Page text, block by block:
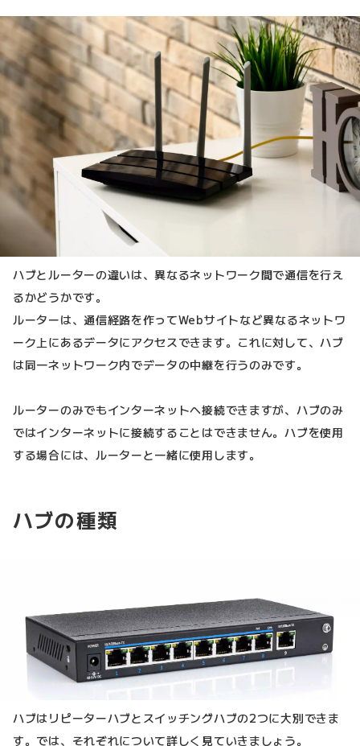
ハブとルーターの違いは、異なるネットワーク間で通信を行え
るかどうかです。
ルーターは、通信経路を作ってWebサイトなど異なるネットワ
ーク上にあるデータにアクセスできます。これに対して、ハブ
は同一ネットワーク内でデータの中継を行うのみです。
ルーターのみでもインターネットへ接続できますが、ハブのみ
ではインターネットに接続することはできません。ハブを使用
する場合には、ルーターと一緒に使用します。
ハブの種類
ハブはリピーターハブとスイッチングハブの2つに大別できま
す。では、それぞれについて詳しく見ていきましょう。